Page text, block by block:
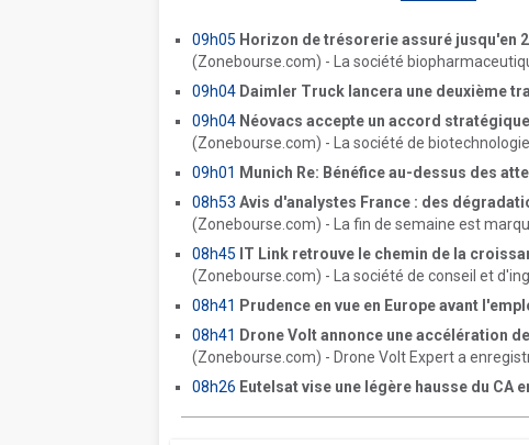
09h05 Horizon de trésorerie assuré jusqu'en
(Zonebourse.com) - La société
09h04 Daimler Truck lancera une deuxième
09h04 Néovacs accepte un accord
(Zonebourse.com) - La société de
09h01 Munich Re: Bénéfice au-dessus des
08h53 Avis d'analystes France : des
(Zonebourse.com) - La fin de semaine est
08h45 IT Link retrouve le chemin de la
(Zonebourse.com) - La société de conseil et
08h41 Prudence en vue en Europe avant
08h41 Drone Volt annonce une accélération
(Zonebourse.com) - Drone Volt Expert a
08h26 Eutelsat vise une légère hausse du CA